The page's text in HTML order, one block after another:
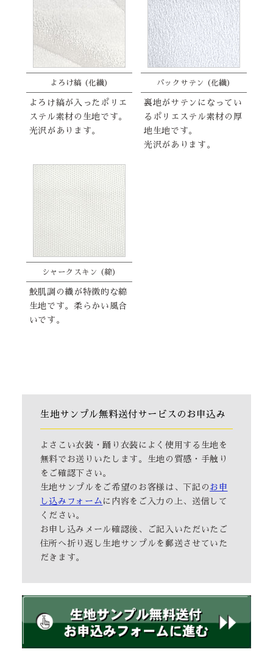
よろけ縞 (化繊)
よろけ縞が入ったポリエ
ステル素材の生地です。
光沢があります。
バックサテン (化繊)
裏地がサテンになってい
るポリエステル素材の厚
地生地です。
光沢があります。
シャークスキン (綿)
鮫肌調の織が特徴的な綿
生地です。柔らかい風合
いです。
生地サンプル無料送付サービスのお申込み
よさこい衣装・踊り衣装によく使用する生地を
無料でお送りいたします。生地の質感・手触り
をご確認下さい。
生地サンプルをご希望のお客様は、下記の お申
し込みフォーム に内容をご入力の上、送信して
ください。
お申し込みメール確認後、ご記入いただいたご
住所へ折り返し生地サンプルを郵送させていた
だきます。